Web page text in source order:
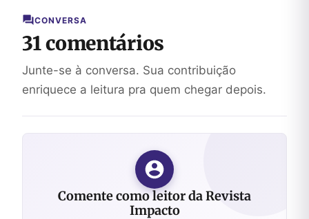
CONVERSA
31 comentários
Junte-se à conversa. Sua contribuição
enriquece a leitura pra quem chegar depois.
Comente como leitor da Revista
Impacto